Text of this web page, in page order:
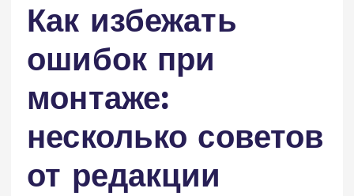
Как избежать
ошибок при
монтаже:
несколько советов
от редакции